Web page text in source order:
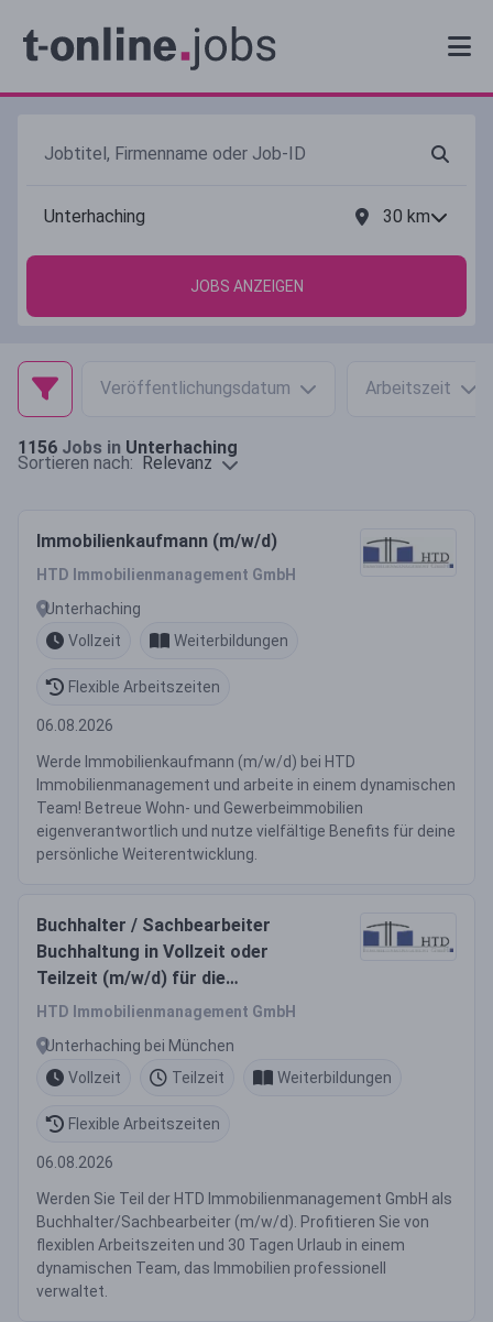
30 km
JOBS ANZEIGEN
Veröffentlichungsdatum Arbeitszeit
1156 Jobs in Unterhaching
Sortieren nach: Relevanz
Immobilienkaufmann (m/w/d)
HTD Immobilienmanagement GmbH
Unterhaching
Vollzeit
Weiterbildungen
Flexible Arbeitszeiten
06.08.2026
Werde Immobilienkaufmann (m/w/d) bei HTD
Immobilienmanagement und arbeite in einem dynamischen
Team! Betreue Wohn- und Gewerbeimmobilien
eigenverantwortlich und nutze vielfältige Benefits für deine
persönliche Weiterentwicklung.
Buchhalter / Sachbearbeiter
Buchhaltung in Vollzeit oder
Teilzeit (m/w/d) für die
Immobilienverwaltung
HTD Immobilienmanagement GmbH
Unterhaching bei München
Vollzeit
Teilzeit Weiterbildungen
Flexible Arbeitszeiten
06.08.2026
Werden Sie Teil der HTD Immobilienmanagement GmbH als
Buchhalter/Sachbearbeiter (m/w/d). Profitieren Sie von
flexiblen Arbeitszeiten und 30 Tagen Urlaub in einem
dynamischen Team, das Immobilien professionell
verwaltet.